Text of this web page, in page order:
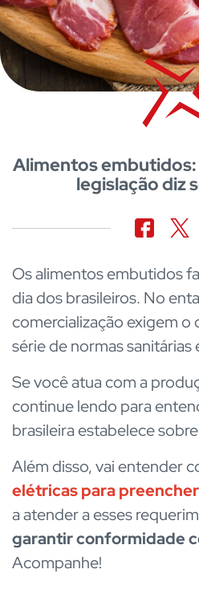
Alimentos embutidos:
legislação diz
Os alimentos embutidos
dia dos brasileiros. No
comercialização exigem
série de normas sanitárias
Se você atua com a
continue lendo para
brasileira estabelece
Além disso, vai entender
elétricas para
a atender a esses
garantir conformidade
Acompanhe!